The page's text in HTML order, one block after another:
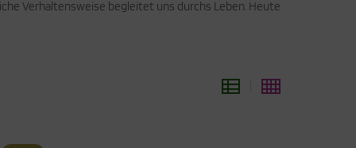
Verhaltensweise begleitet uns durchs Leben. Heute